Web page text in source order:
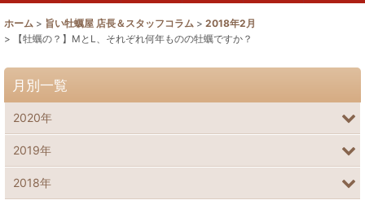
ホーム > 旨い牡蠣屋 店長＆スタッフコラム > 2018年2月
>
【牡蠣の？】MとL、それぞれ何年ものの牡蠣ですか？
月別一覧
2020年
2019年
2018年